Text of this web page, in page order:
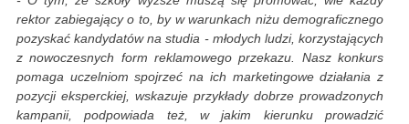
rektor zabiegający o to, by w warunkach niżu demograficznego
pozyskać kandydatów na studia - młodych ludzi, korzystających
z nowoczesnych form reklamowego przekazu. Nasz konkurs
pomaga uczelniom spojrzeć na ich marketingowe działania z
pozycji eksperckiej, wskazuje przykłady dobrze prowadzonych
kampanii, podpowiada też, w jakim kierunku prowadzić